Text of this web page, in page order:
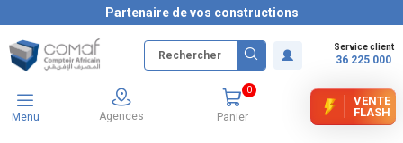
Partenaire de vos constructions
Service client
36 225 000
Menu Agences Panier
0
VENTE
FLASH